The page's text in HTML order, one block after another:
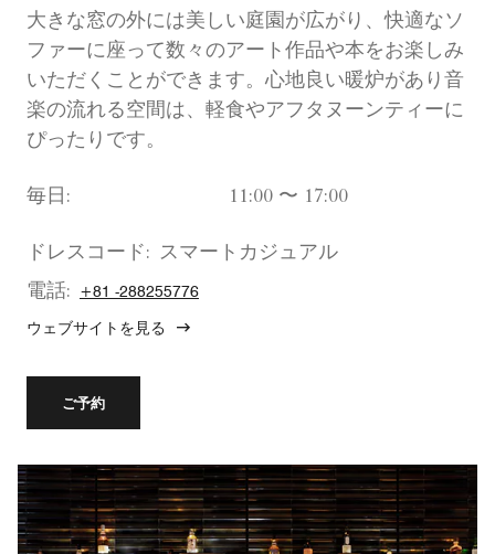
大きな窓の外には美しい庭園が広がり、快適なソ
ファーに座って数々のアート作品や本をお楽しみ
いただくことができます。心地良い暖炉があり音
楽の流れる空間は、軽食やアフタヌーンティーに
ぴったりです。
毎日: 11:00 〜 17:00
ドレスコード: スマートカジュアル
電話:
+81 -288255776
ウェブサイトを見る
ご予約